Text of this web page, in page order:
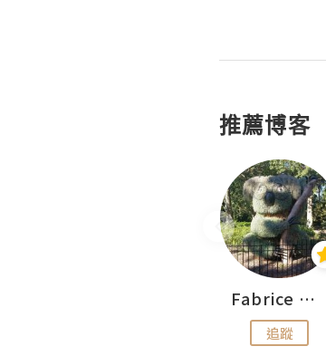
推薦博客
Fabrice 嚐味
追蹤